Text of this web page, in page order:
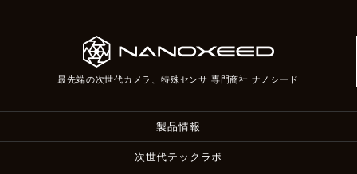
最先端の次世代カメラ、特殊センサ 専門商社 ナノシード
製品情報
次世代テックラボ